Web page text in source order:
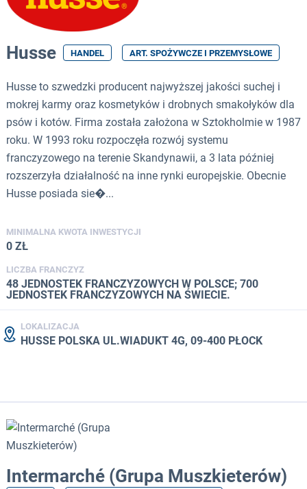
Husse HANDEL ART. SPOŻYWCZE I PRZEMYSŁOWE
Husse to szwedzki producent najwyższej jakości suchej i
mokrej karmy oraz kosmetyków i drobnych smakołyków dla
psów i kotów. Firma została założona w Sztokholmie w 1987
roku. W 1993 roku rozpoczęła rozwój systemu
franczyzowego na terenie Skandynawii, a 3 lata później
rozszerzyła działalność na inne rynki europejskie. Obecnie
Husse posiada sie�...
MINIMALNA KWOTA INWESTYCJI
0 ZŁ
LICZBA FRANCZYZ
48 JEDNOSTEK FRANCZYZOWYCH W POLSCE; 700
JEDNOSTEK FRANCZYZOWYCH NA ŚWIECIE.
LOKALIZACJA
HUSSE POLSKA UL.WIADUKT 4G, 09-400 PŁOCK
Intermarché (Grupa Muszkieterów)